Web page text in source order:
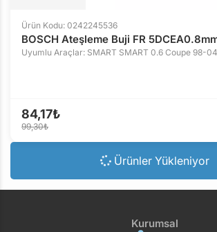
Ürün Kodu: 0242245536
BOSCH Ateşleme Buji FR
Uyumlu Araçlar: SMART SMART 0.6 Coupe 98-
84,17₺
99,30₺
Ürünler Yükleniyor
Kurumsal